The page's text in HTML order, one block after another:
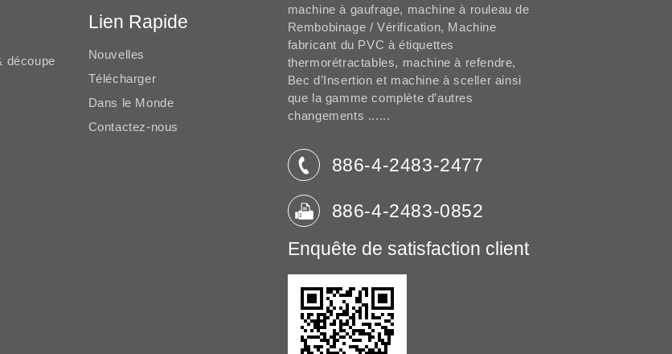
découpe
Lien Rapide
Nouvelles
Télécharger
Dans le Monde
Contactez-nous
machine à gaufrage, machine à rouleau de
Rembobinage / Vérification, Machine
fabricant du PVC à étiquettes
thermorétractables, machine à refendre,
Bec d’Insertion et machine à sceller ainsi
que la gamme complète d’autres
changements ......
886-4-2483-2477
886-4-2483-0852
Enquête de satisfaction client